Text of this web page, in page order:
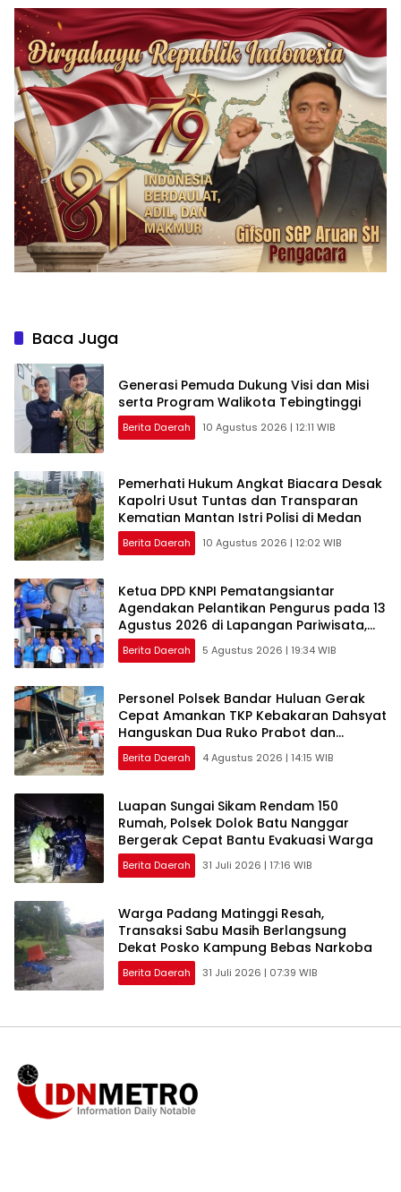
Evakuasi Warga
Narkoba
Baca Juga
Generasi Pemuda Dukung Visi dan Misi
serta Program Walikota Tebingtinggi
Berita Daerah 10 Agustus 2026 | 12:11 WIB
Pemerhati Hukum Angkat Biacara Desak
Kapolri Usut Tuntas dan Transparan
Kematian Mantan Istri Polisi di Medan
Berita Daerah 10 Agustus 2026 | 12:02 WIB
Ketua DPD KNPI Pematangsiantar
Agendakan Pelantikan Pengurus pada 13
Agustus 2026 di Lapangan Pariwisata,
Sekitar Tugu Becak
Berita Daerah 5 Agustus 2026 | 19:34 WIB
Personel Polsek Bandar Huluan Gerak
Cepat Amankan TKP Kebakaran Dahsyat
Hanguskan Dua Ruko Prabot dan
Elektronik di Perdagangan, Kerugian
Capai Rp1,5 Miliar
Berita Daerah 4 Agustus 2026 | 14:15 WIB
Luapan Sungai Sikam Rendam 150
Rumah, Polsek Dolok Batu Nanggar
Bergerak Cepat Bantu Evakuasi Warga
Berita Daerah 31 Juli 2026 | 17:16 WIB
Warga Padang Matinggi Resah,
Transaksi Sabu Masih Berlangsung
Dekat Posko Kampung Bebas Narkoba
Berita Daerah 31 Juli 2026 | 07:39 WIB